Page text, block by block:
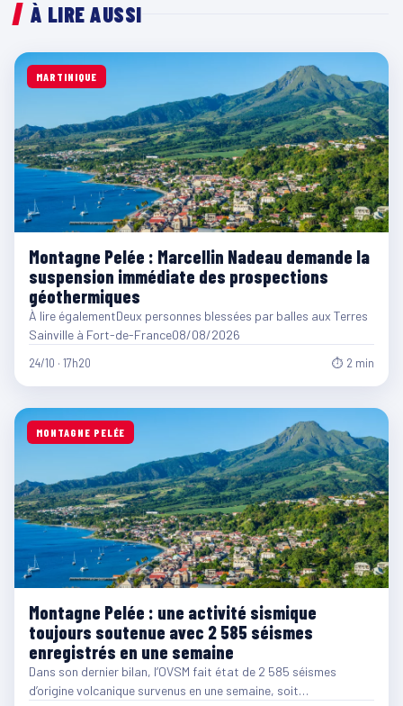
À LIRE AUSSI
MARTINIQUE
Montagne Pelée : Marcellin Nadeau demande la
suspension immédiate des prospections
géothermiques
À lire égalementDeux personnes blessées par balles aux Terres
Sainville à Fort-de-France08/08/2026
24/10 · 17h20 ⏱ 2 min
MONTAGNE PELÉE
Montagne Pelée : une activité sismique
toujours soutenue avec 2 585 séismes
enregistrés en une semaine
Dans son dernier bilan, l’OVSM fait état de 2 585 séismes
d’origine volcanique survenus en une semaine, soit…